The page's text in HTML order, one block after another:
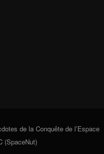
de la Conquête de l’Espace
(SpaceNut)